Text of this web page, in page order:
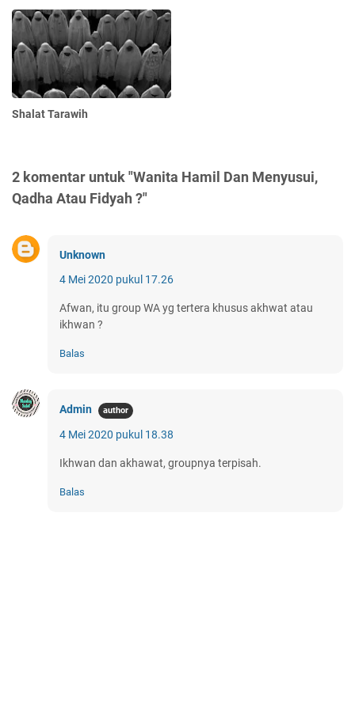
Shalat Tarawih
2 komentar untuk "Wanita Hamil Dan Menyusui,
Qadha Atau Fidyah ?"
Unknown
4 Mei 2020 pukul 17.26
Afwan, itu group WA yg tertera khusus akhwat atau
ikhwan ?
Balas
Admin
4 Mei 2020 pukul 18.38
Ikhwan dan akhawat, groupnya terpisah.
Balas